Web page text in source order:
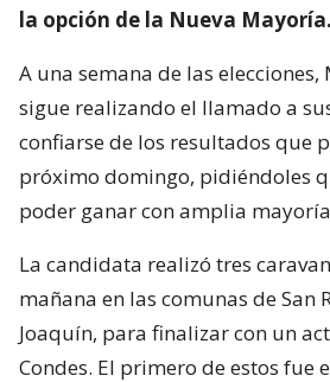
la opción de la Nueva Mayoría.
A una semana de las
sigue realizando el llamado a
confiarse de los resultados que
próximo domingo, pidiéndoles
poder ganar con amplia
La candidata realizó tres
mañana en las comunas de San
Joaquín, para finalizar con un
Condes. El primero de estos fue